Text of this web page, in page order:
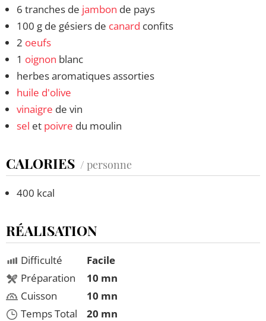
6 tranches de jambon de pays
100 g de gésiers de canard confits
2 oeufs
1 oignon blanc
herbes aromatiques assorties
huile d'olive
vinaigre de vin
sel et poivre du moulin
CALORIES / personne
400 kcal
RÉALISATION
Difficulté
Préparation
Cuisson
Temps Total
Facile
10 mn
10 mn
20 mn